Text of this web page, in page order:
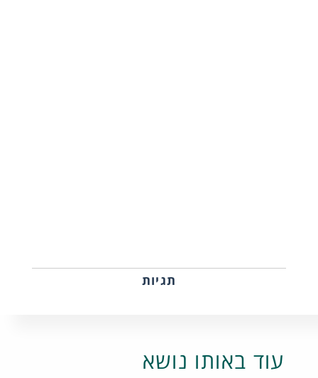
תגיות
עוד באותו נושא